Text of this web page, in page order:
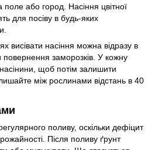
або город. Насіння цвітної
для посіву в будь-яких
висівати насіння можна відразу в
повернення заморозків. У кожну
щоб потім залишити
між рослинами відстань в 40
поливу, оскільки дефіцит
Після поливу ґрунт